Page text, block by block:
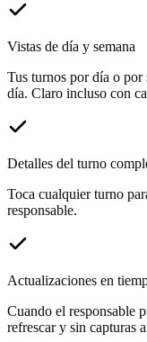
Vistas de día y semana
Tus turnos por día o por
día. Claro incluso con
Detalles del turno
Toca cualquier turno
responsable.
Actualizaciones en
Cuando el responsable
refrescar y sin capturas